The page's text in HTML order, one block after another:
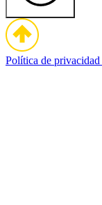
Política de privacidad